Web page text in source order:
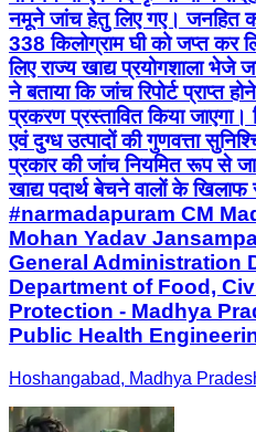
नमूने जांच हेतु लिए गए। जनहित
338 किलोग्राम घी को जप्त कर
लिए राज्य खाद्य प्रयोगशाला भेजे
ने बताया कि जांच रिपोर्ट प्राप्त
प्रकरण प्रस्तावित किया जाएगा।
एवं दुग्ध उत्पादों की गुणवत्ता
प्रकार की जांच नियमित रूप से
खाद्य पदार्थ बेचने वालों के खिलाफ
#narmadapuram CM
Mohan Yadav
General Administration
Department of Food,
Protection - Madhya
Public Health
Hoshangabad, Madhya